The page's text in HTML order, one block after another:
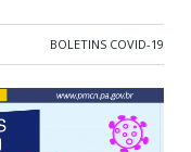
BOLETINS COVID-19